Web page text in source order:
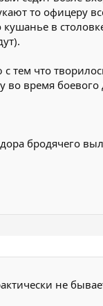
то офицеру
кушанье в
тем что
во время боевого
бродячего
не